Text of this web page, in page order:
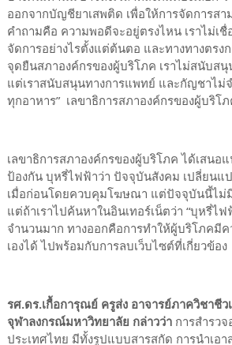
ออกจากบัญชียาเสพติด เพื่อให้การจัดการสา
คำถามคือ ความพอดีจะอยู่ตรงไหน เราไม่เ
จัดการอย่างไรตั้งแต่ต้นตอ และทางทางตรง
จุดยืนสภาองค์กรของผู้บริโภค เราไม่สนับส
แต่เราสนับสนุนทางการแพทย์ และกัญชาไม่
ทุกอาหาร” เลขาธิการสภาองค์กรของผู้บริโ
เลขาธิการสภาองค์กรของผู้บริโภค ได้เสนอ
ป้องกัน บุหรี่ไฟฟ้าว่า ปัจจุบันสังคม เปลี่ยนแ
เมื่อก่อนโดยควบคุมโฆษณา แต่ปัจจุบันนี้ไม่
แต่ถ้าเราไปค้นหาในอินเทอร์เน็ตว่า “บุหรี่ไฟ
จำนวนมาก ทางออกคือการทำให้ผู้บริโภคมี
เองได้ ไปพร้อมกับการลบเว็บไซต์ที่เกี่ยวข้อง
รศ.ดร.เกื้อการุณย์ ครูส่ง อาจารย์ภาควิชาชี
จุฬาลงกรณ์มหาวิทยาลัย กล่าวว่าการสำรว
ประเทศไทย มีทั้งรูปแบบสารสกัด การนำเอ